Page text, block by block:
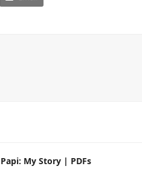
Papi: My Story | PDFs